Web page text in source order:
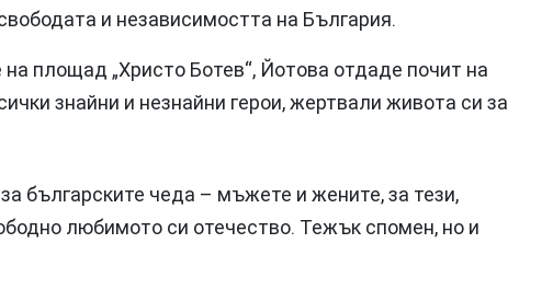
и независимостта на България.
площад „Христо Ботев“, Йотова отдаде почит на
знайни и незнайни герои, жертвали живота си за
българските чеда – мъжете и жените, за тези,
любимото си отечество. Тежък спомен, но и